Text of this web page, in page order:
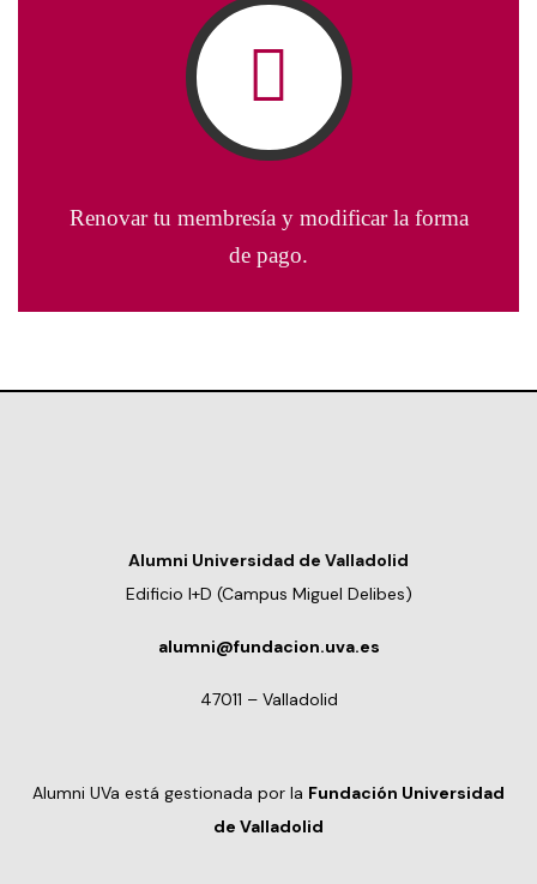
Renovar tu membresía y modificar la forma
de pago.
Alumni Universidad de Valladolid
Edificio I+D (Campus Miguel Delibes)
alumni@fundacion.uva.es
47011 – Valladolid
Alumni UVa está gestionada por la Fundación Universidad
de Valladolid